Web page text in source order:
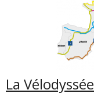
La Vélodyssée